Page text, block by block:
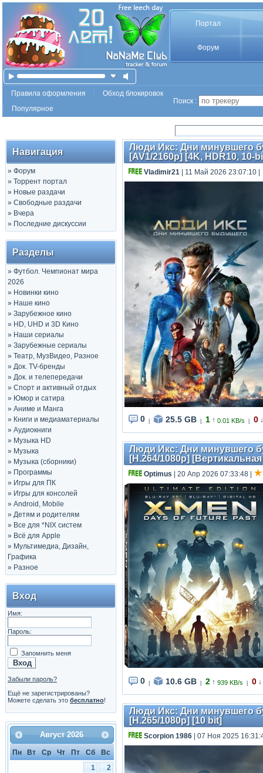
Портал
Форум
Правила оформления
Обход блокировок
Популярное
Поиск :
Навигация
» Форум
» Торрент портал
» Новые раздачи
» Свободные раздачи
» Вчера
» Последние дискуссии
Разделы
» Футбол. Чемпионат мира
2026
» Новинки кино
» Наше кино
» Зарубежное кино
» HD, UHD и 3D Кино
» Наши сериалы
» Зарубежные сериалы
» Театр, МузВидео, Разное
» Док. TV-бренды
» Док. и телепередачи
» Спорт и активный отдых
» Юмор и сатира
» Аниме и Манга
» Книги и медиаматериалы
» Аудиокниги
» Музыка HD
» Музыка
» Музыка (сборники)
» Программы
» Игры для ПК
» Игры для консолей
» Android, Mobile
» Детям и родителям
» Все для *NIX систем
» Всё для Apple
» Мультимедиа, Дизайн,
Графика
» Разное
Вход
Имя:
Пароль:
Запомнить меня
Забыли пароль?
Ещё не зарегистрированы?
Можете сделать это бесплатно!
Август 2026
Пн Вт Ср Чт Пт Сб
Вс
1
2
Люди Икс: Дни минувшего
[AV1/2160p] [4K, HDR10, 10-
Vladimir21 | 11 Май 2026 23:07:10
0 25.5 GB 1 ↑ 0.01 KB/s 0 ↓
Люди Икс: Дни минувшего
[H.264/1080p]
Optimus | 20 Апр 2026 07:33:48
0 10.6 GB 2 ↑ 939 KB/s 0 ↓
Люди Икс: Дни минувшего
[H.265/1080p] [10 bit]
Scorpion 1986 | 07 Ноя 2025